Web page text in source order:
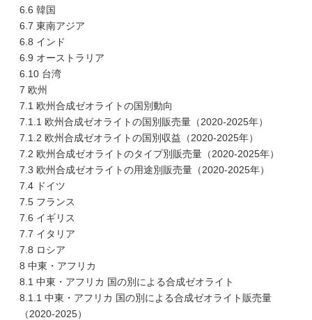
6.6 韓国
6.7 東南アジア
6.8 インド
6.9 オーストラリア
6.10 台湾
7 欧州
7.1 欧州合成ゼオライトの国別動向
7.1.1 欧州合成ゼオライトの国別販売量（2020-2025年）
7.1.2 欧州合成ゼオライトの国別収益（2020-2025年）
7.2 欧州合成ゼオライトのタイプ別販売量（2020-2025年）
7.3 欧州合成ゼオライトの用途別販売量（2020-2025年）
7.4 ドイツ
7.5 フランス
7.6 イギリス
7.7 イタリア
7.8 ロシア
8 中東・アフリカ
8.1 中東・アフリカ 国の別による合成ゼオライト
8.1.1 中東・アフリカ 国の別による合成ゼオライト販売量
（2020-2025）